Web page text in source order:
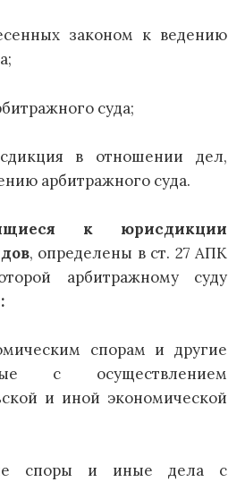
законом к ведению
суда;
в отношении дел,
арбитражного суда.
к юрисдикции
, определены в ст. 27 АПК
арбитражному суду
:
спорам и другие
с осуществлением
и иной экономической
споры и иные дела с